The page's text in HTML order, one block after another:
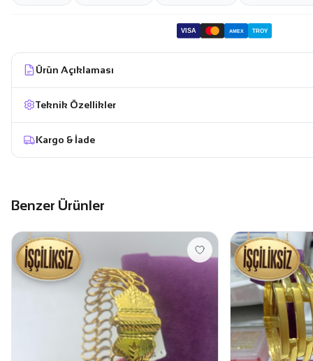
VISA AMEX TROY
Ürün Açıklaması
Teknik Özellikler
Kargo & İade
Benzer Ürünler